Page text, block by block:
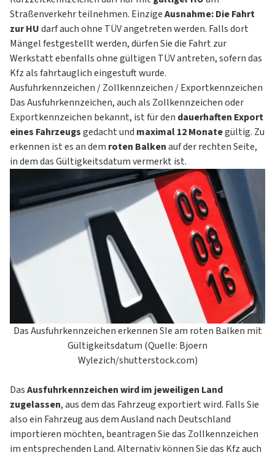
Straßenverkehr teilnehmen. EinzigeAusnahme: Die Fahrt
zur HUdarf auch ohne TÜV angetreten werden. Falls dort
Mängel festgestellt werden, dürfen Sie die Fahrt zur
Werkstatt ebenfalls ohne gültigen TÜV antreten, sofern das
Kfz als fahrtauglich eingestuft wurde.
Ausfuhrkennzeichen / Zollkennzeichen / Exportkennzeichen
Das Ausfuhrkennzeichen, auch als Zollkennzeichen oder
Exportkennzeichen bekannt, ist für den dauerhaften Export
eines Fahrzeugsgedacht und maximal 12 Monategültig. Zu
erkennen ist es an dem roten Balkenauf der rechten Seite,
in dem das Gültigkeitsdatum vermerkt ist.
Das Ausfuhrkennzeichen erkennen SIe am roten Balken mit
Gültigkeitsdatum (Quelle: Bjoern
Wylezich/shutterstock.com)
DasAusfuhrkennzeichen wird im jeweiligen Land
zugelassen, aus dem das Fahrzeug exportiert wird. Falls Sie
also ein Fahrzeug aus dem Ausland nach Deutschland
importieren möchten, beantragen Sie das Zollkennzeichen
im entsprechenden Land. Alternativ können Sie das Kfz auch